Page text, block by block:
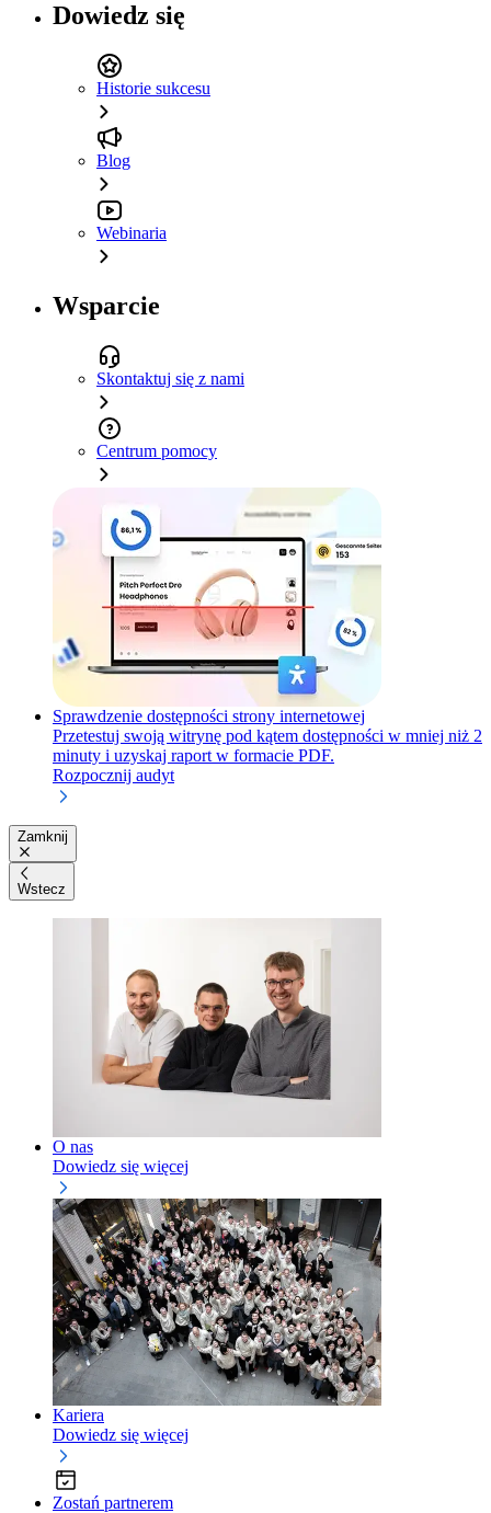
Dowiedz się
Historie sukcesu
Blog
Webinaria
Wsparcie
Skontaktuj się z nami
Centrum pomocy
Sprawdzenie dostępności strony internetowej
Przetestuj swoją witrynę pod kątem dostępności w mniej niż 2
minuty i uzyskaj raport w formacie PDF.
Rozpocznij audyt
Zamknij
Wstecz
O nas
Dowiedz się więcej
Kariera
Dowiedz się więcej
Zostań partnerem